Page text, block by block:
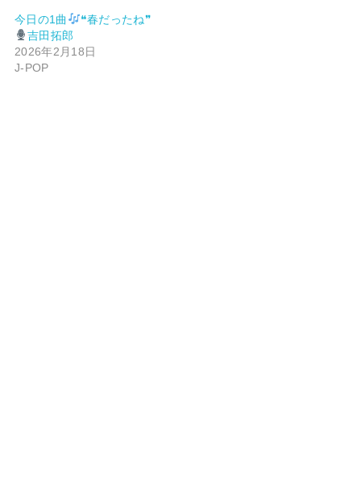
今日の1曲
❝春だったね❞
吉田拓郎
2026年2月18日
J-POP